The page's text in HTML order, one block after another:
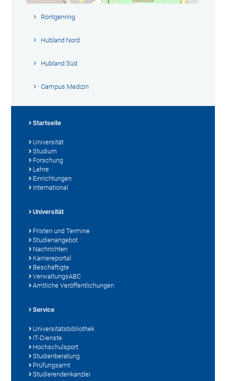
Röntgenring
Hubland Nord
Hubland Süd
Campus Medizin
Startseite
Universität
Studium
Forschung
Lehre
Einrichtungen
International
Universität
Fristen und Termine
Studienangebot
Nachrichten
Karriereportal
Beschäftigte
VerwaltungsABC
Amtliche Veröffentlichungen
Service
Universitätsbibliothek
IT-Dienste
Hochschulsport
Studienberatung
Prüfungsamt
Studierendenkanzlei